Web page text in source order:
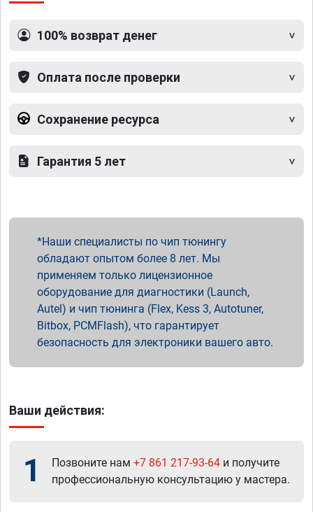
100% возврат денег
Оплата после проверки
Сохранение ресурса
Гарантия 5 лет
Наши специалисты по чип тюнингу
обладают опытом более 8 лет. Мы
применяем только лицензионное
оборудование для диагностики (Launch,
Autel) и чип тюнинга (Flex, Kess 3, Autotuner,
Bitbox, PCMFlash), что гарантирует
безопасность для электроники вашего авто.
Ваши действия:
1 Позвоните нам +7 861 217-93-64 и получите
профессиональную консультацию у мастера.